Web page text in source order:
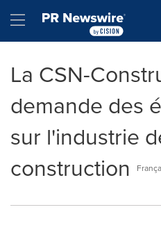
Hamburger menu
La CSN-
demande des
sur l'industrie
construction